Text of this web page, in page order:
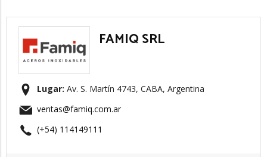
FAMIQ SRL
Lugar: Av. S. Martín 4743, CABA, Argentina
ventas@famiq.com.ar
(+54) 114149111